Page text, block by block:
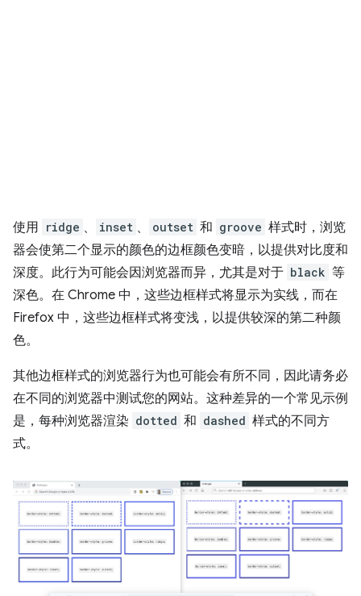
使用 ridge 、 inset 、 outset 和 groove 样式时，浏览
器会使第二个显示的颜色的边框颜色变暗，以提供对比度和
深度。此行为可能会因浏览器而异，尤其是对于 black 等
深色。在 Chrome 中，这些边框样式将显示为实线，而在
Firefox 中，这些边框样式将变浅，以提供较深的第二种颜
色。
其他边框样式的浏览器行为也可能会有所不同，因此请务必
在不同的浏览器中测试您的网站。这种差异的一个常见示例
是，每种浏览器渲染 dotted 和 dashed 样式的不同方
式。